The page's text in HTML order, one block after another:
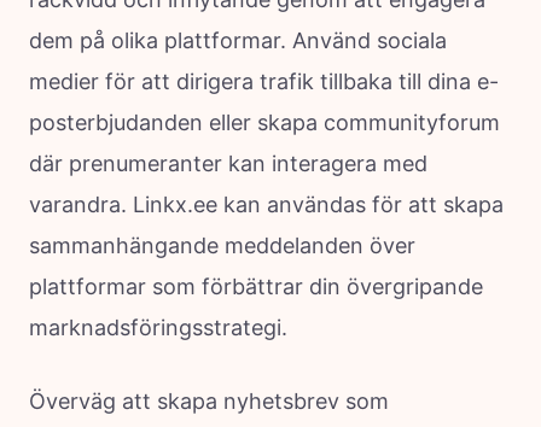
dem på olika plattformar. Använd sociala
medier för att dirigera trafik tillbaka till dina e-
posterbjudanden eller skapa communityforum
där prenumeranter kan interagera med
varandra. Linkx.ee kan användas för att skapa
sammanhängande meddelanden över
plattformar som förbättrar din övergripande
marknadsföringsstrategi.
Överväg att skapa nyhetsbrev som